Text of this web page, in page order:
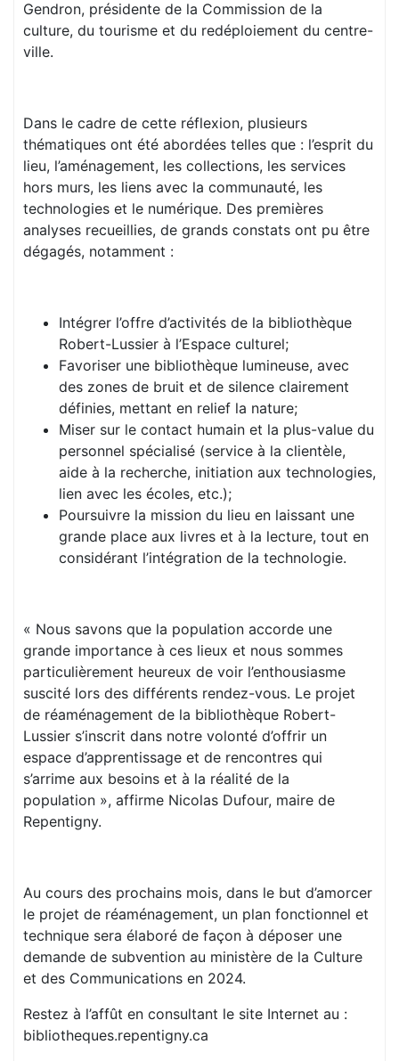
Gendron, présidente de la Commission de la
culture, du tourisme et du redéploiement du centre-
ville.
Dans le cadre de cette réflexion, plusieurs
thématiques ont été abordées telles que : l’esprit du
lieu, l’aménagement, les collections, les services
hors murs, les liens avec la communauté, les
technologies et le numérique. Des premières
analyses recueillies, de grands constats ont pu être
dégagés, notamment :
Intégrer l’offre d’activités de la bibliothèque
Robert-Lussier à l’Espace culturel;
Favoriser une bibliothèque lumineuse, avec
des zones de bruit et de silence clairement
définies, mettant en relief la nature;
Miser sur le contact humain et la plus-value du
personnel spécialisé (service à la clientèle,
aide à la recherche, initiation aux technologies,
lien avec les écoles, etc.);
Poursuivre la mission du lieu en laissant une
grande place aux livres et à la lecture, tout en
considérant l’intégration de la technologie.
« Nous savons que la population accorde une
grande importance à ces lieux et nous sommes
particulièrement heureux de voir l’enthousiasme
suscité lors des différents rendez-vous. Le projet
de réaménagement de la bibliothèque Robert-
Lussier s’inscrit dans notre volonté d’offrir un
espace d’apprentissage et de rencontres qui
s’arrime aux besoins et à la réalité de la
population », affirme Nicolas Dufour, maire de
Repentigny.
Au cours des prochains mois, dans le but d’amorcer
le projet de réaménagement, un plan fonctionnel et
technique sera élaboré de façon à déposer une
demande de subvention au ministère de la Culture
et des Communications en 2024.
Restez à l’affût en consultant le site Internet au :
bibliotheques.repentigny.ca